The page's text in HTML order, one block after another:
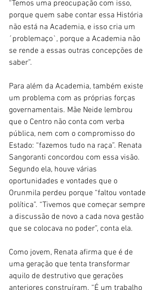
“Temos uma preocupação com isso,
porque quem sabe contar essa História
não está na Academia, e isso cria um
´problemaço`, porque a Academia não
se rende a essas outras concepções de
saber”.
Para além da Academia, também existe
um problema com as próprias forças
governamentais. Mãe Neide lembrou
que o Centro não conta com verba
pública, nem com o compromisso do
Estado: “fazemos tudo na raça”. Renata
Sangoranti concordou com essa visão.
Segundo ela, houve várias
oportunidades e vontades que o
Orunmila perdeu porque “faltou vontade
política”. “Tivemos que começar sempre
a discussão de novo a cada nova gestão
que se colocava no poder”, conta ela.
Como jovem, Renata afirma que é de
uma geração que tenta transformar
aquilo de destrutivo que gerações
anteriores construíram. “É um trabalho